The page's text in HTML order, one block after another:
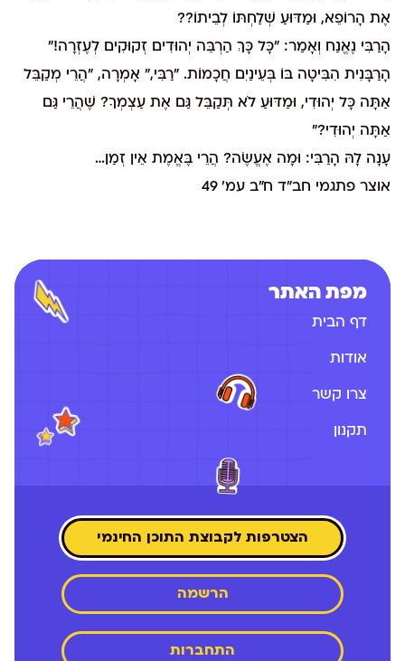
אֶת הָרוֹפֵא, וּמַדּוּעַ שְׁלַחְתּוֹ לְבֵיתוֹ??
הָרַבִּי נֶאֱנַח וְאָמַר: "כָּל כָּךְ הַרְבֵּה יְהוּדִים זְקוּקִים לְעֶזְרָה!"
הָרַבָּנִית הִבִּיטָה בּוֹ בְּעֵינַיִם חֲכָמוֹת. "רַבִּי," אָמְרָה, "הֲרֵי מְקַבֵּל
אַתָּה כָּל יְהוּדִי, וּמַדּוּעַ לֹא תְּקַבֵּל גַּם אֶת עַצְמְךָ? שֶׁהֲרֵי גַּם
אַתָּה יְהוּדִי?"
עָנָה לָהּ הָרַבִּי: וּמָה אֶעֱשֶׂה? הֲרֵי בֶּאֱמֶת אֵין זְמַן…
אוצר פתגמי חב"ד ח"ב עמ' 49
מפת האתר
דף הבית
אודות
צרו קשר
תקנון
הצטרפות לקבוצת התוכן החינמי
הרשמה
התחברות